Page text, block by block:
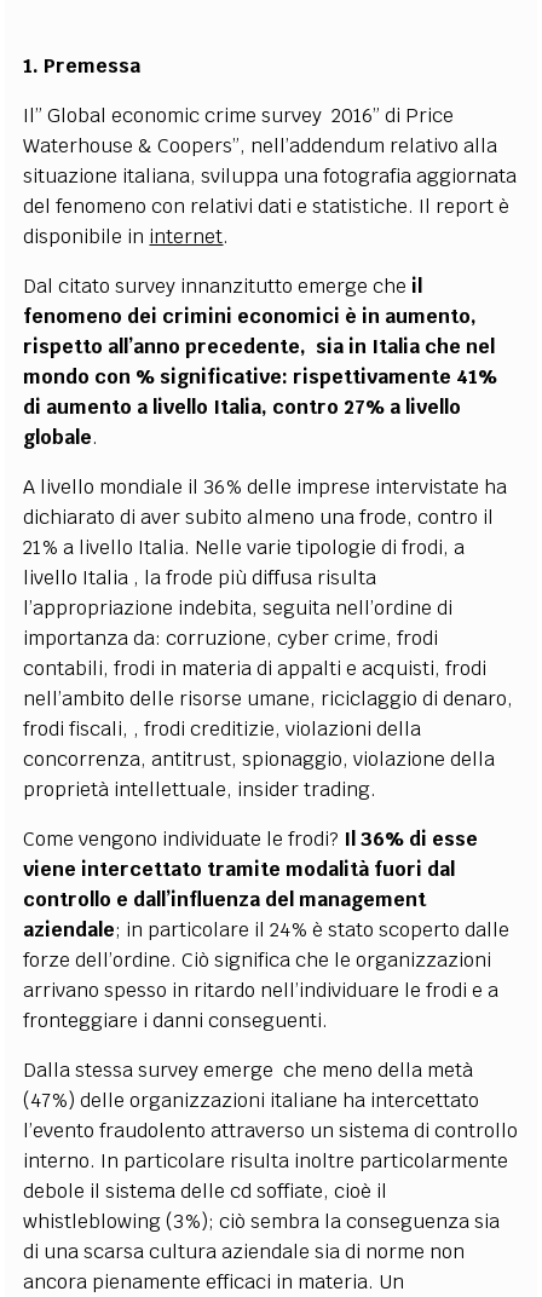
1. Premessa
Il” Global economic crime survey 2016” di Price
Waterhouse & Coopers”, nell’addendum relativo alla
situazione italiana, sviluppa una fotografia aggiornata
del fenomeno con relativi dati e statistiche. Il report è
disponibile in internet.
Dal citato survey innanzitutto emerge che il
fenomeno dei crimini economici è in aumento,
rispetto all’anno precedente, sia in Italia che nel
mondo con % significative: rispettivamente 41%
di aumento a livello Italia, contro 27% a livello
globale.
A livello mondiale il 36% delle imprese intervistate ha
dichiarato di aver subito almeno una frode, contro il
21% a livello Italia. Nelle varie tipologie di frodi, a
livello Italia , la frode più diffusa risulta
l’appropriazione indebita, seguita nell’ordine di
importanza da: corruzione, cyber crime, frodi
contabili, frodi in materia di appalti e acquisti, frodi
nell’ambito delle risorse umane, riciclaggio di denaro,
frodi fiscali, , frodi creditizie, violazioni della
concorrenza, antitrust, spionaggio, violazione della
proprietà intellettuale, insider trading.
Come vengono individuate le frodi? Il 36% di esse
viene intercettato tramite modalità fuori dal
controllo e dall’influenza del management
aziendale; in particolare il 24% è stato scoperto dalle
forze dell’ordine. Ciò significa che le organizzazioni
arrivano spesso in ritardo nell’individuare le frodi e a
fronteggiare i danni conseguenti.
Dalla stessa survey emerge che meno della metà
(47%) delle organizzazioni italiane ha intercettato
l’evento fraudolento attraverso un sistema di controllo
interno. In particolare risulta inoltre particolarmente
debole il sistema delle cd soffiate, cioè il
whistleblowing (3%); ciò sembra la conseguenza sia
di una scarsa cultura aziendale sia di norme non
ancora pienamente efficaci in materia. Un